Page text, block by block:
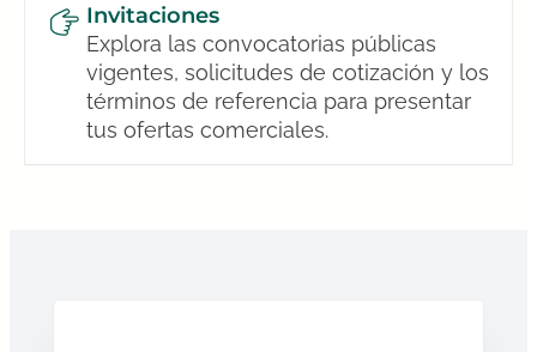
Invitaciones
Explora las convocatorias públicas
vigentes, solicitudes de cotización y los
términos de referencia para presentar
tus ofertas comerciales.